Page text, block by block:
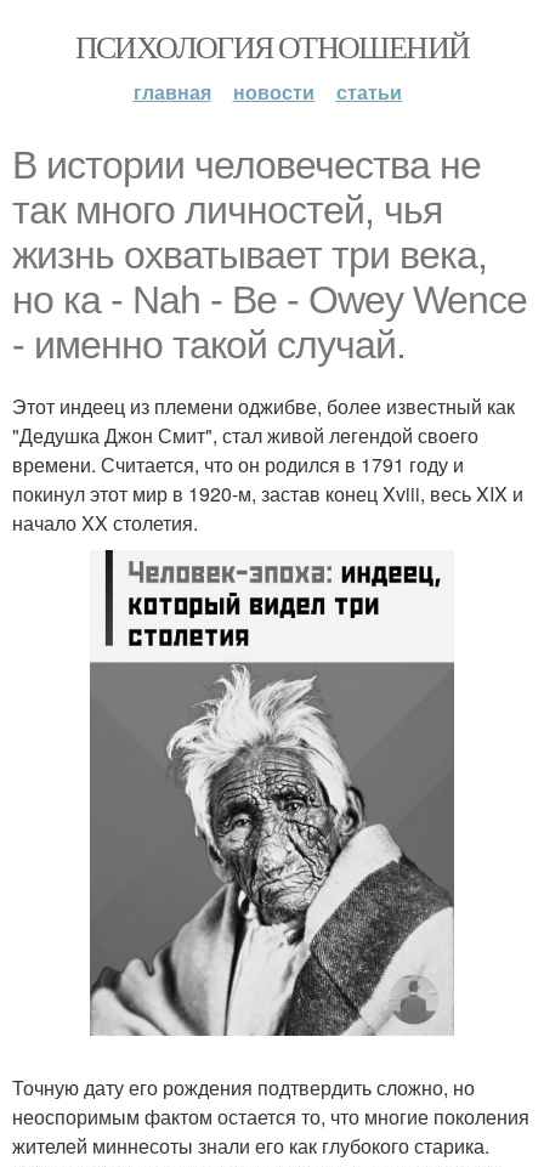
ПСИХОЛОГИЯ ОТНОШЕНИЙ
главная новости статьи
В истории человечества не
так много личностей, чья
жизнь охватывает три века,
но ка - Nah - Be - Owey Wence
- именно такой случай.
Этот индеец из племени оджибве, более известный как
"Дедушка Джон Смит", стал живой легендой своего
времени. Считается, что он родился в 1791 году и
покинул этот мир в 1920-м, застав конец Xviii, весь XIX и
начало XX столетия.
Точную дату его рождения подтвердить сложно, но
неоспоримым фактом остается то, что многие поколения
жителей миннесоты знали его как глубокого старика.